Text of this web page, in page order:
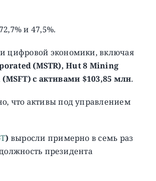
и 47,5%.
цифровой экономики, включая
(MSTR), Hut 8 Mining
с активами $103,85 млн.
что активы под управлением
) выросли примерно в семь раз
президента